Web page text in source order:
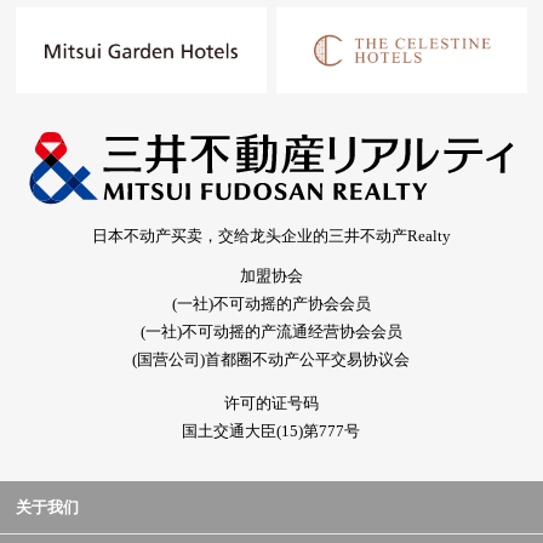
日本不动产买卖，交给龙头企业的三井不动产Realty
加盟协会
(一社)不可动摇的产协会会员
(一社)不可动摇的产流通经营协会会员
(国营公司)首都圈不动产公平交易协议会
许可的证号码
国土交通大臣(15)第777号
关于我们